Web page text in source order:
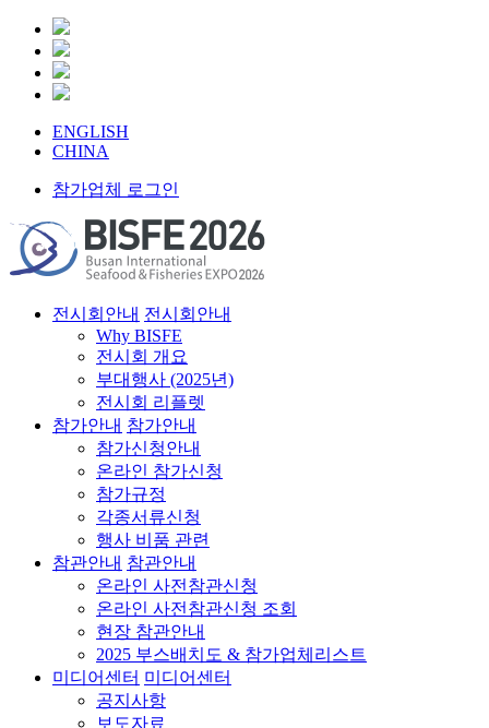
ENGLISH
CHINA
참가업체 로그인
전시회안내 전시회안내
Why BISFE
전시회 개요
부대행사 (2025년)
전시회 리플렛
참가안내 참가안내
참가신청안내
온라인 참가신청
참가규정
각종서류신청
행사 비품 관련
참관안내 참관안내
온라인 사전참관신청
온라인 사전참관신청 조회
현장 참관안내
2025 부스배치도 & 참가업체리스트
미디어센터 미디어센터
공지사항
보도자료